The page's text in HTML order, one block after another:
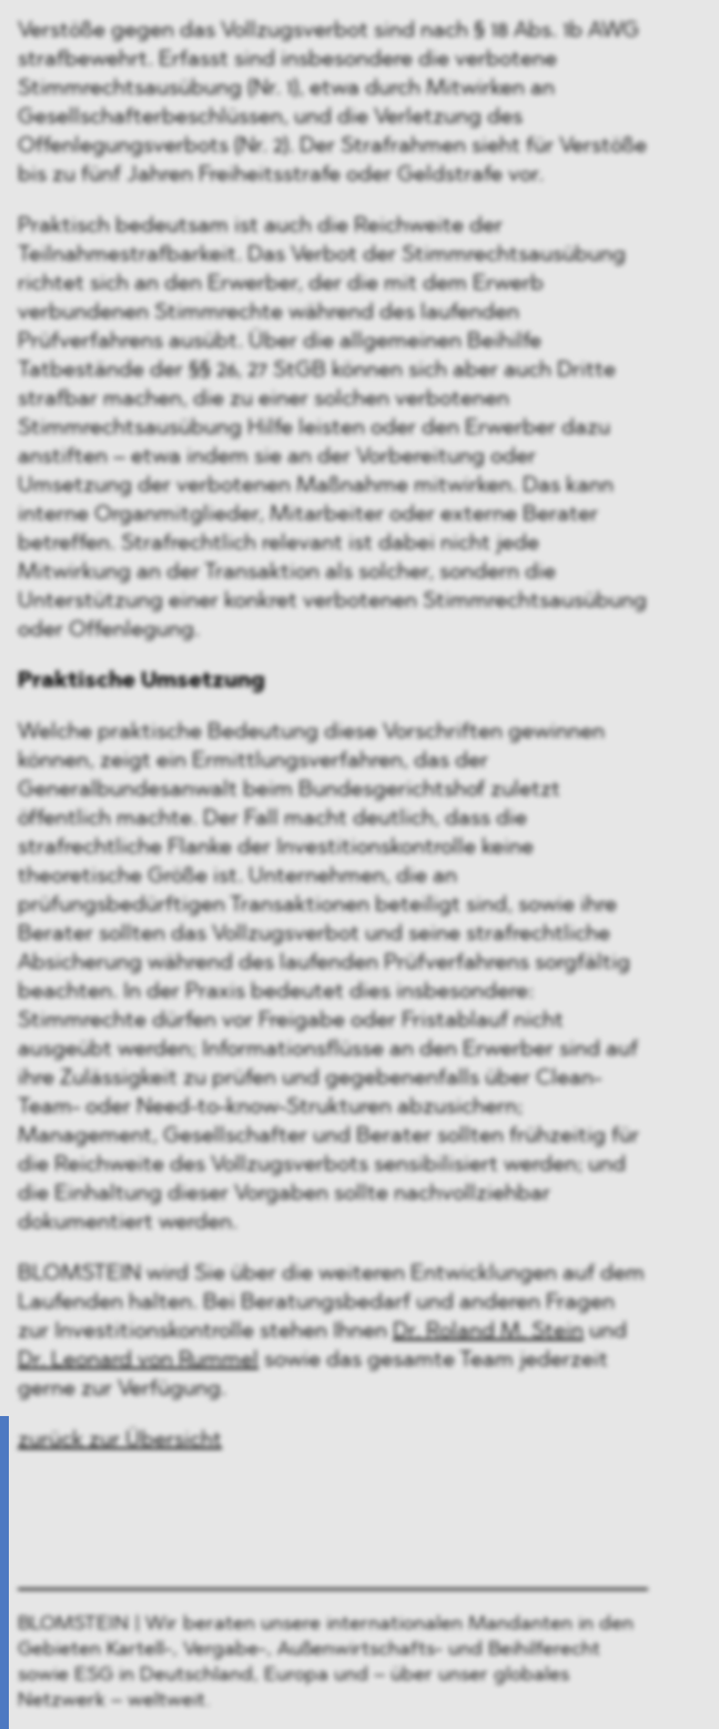
Verstöße gegen das Vollzugsverbot sind nach § 18 Abs. 1b AWG
strafbewehrt. Erfasst sind insbesondere die verbotene
Stimmrechtsausübung (Nr. 1), etwa durch Mitwirken an
Gesellschafterbeschlüssen, und die Verletzung des
Offenlegungsverbots (Nr. 2). Der Strafrahmen sieht für Verstöße
bis zu fünf Jahren Freiheitsstrafe oder Geldstrafe vor.
Praktisch bedeutsam ist auch die Reichweite der
Teilnahmestrafbarkeit. Das Verbot der Stimmrechtsausübung
richtet sich an den Erwerber, der die mit dem Erwerb
verbundenen Stimmrechte während des laufenden
Prüfverfahrens ausübt. Über die allgemeinen Beihilfe
Tatbestände der §§ 26, 27 StGB können sich aber auch Dritte
strafbar machen, die zu einer solchen verbotenen
Stimmrechtsausübung Hilfe leisten oder den Erwerber dazu
anstiften – etwa indem sie an der Vorbereitung oder
Umsetzung der verbotenen Maßnahme mitwirken. Das kann
interne Organmitglieder, Mitarbeiter oder externe Berater
betreffen. Strafrechtlich relevant ist dabei nicht jede
Mitwirkung an der Transaktion als solcher, sondern die
Unterstützung einer konkret verbotenen Stimmrechtsausübung
oder Offenlegung.
Praktische Umsetzung
Welche praktische Bedeutung diese Vorschriften gewinnen
können, zeigt ein Ermittlungsverfahren, das der
Generalbundesanwalt beim Bundesgerichtshof zuletzt
öffentlich machte. Der Fall macht deutlich, dass die
strafrechtliche Flanke der Investitionskontrolle keine
theoretische Größe ist. Unternehmen, die an
prüfungsbedürftigen Transaktionen beteiligt sind, sowie ihre
Berater sollten das Vollzugsverbot und seine strafrechtliche
Absicherung während des laufenden Prüfverfahrens sorgfältig
beachten. In der Praxis bedeutet dies insbesondere:
Stimmrechte dürfen vor Freigabe oder Fristablauf nicht
ausgeübt werden; Informationsflüsse an den Erwerber sind auf
ihre Zulässigkeit zu prüfen und gegebenenfalls über Clean-
Team- oder Need-to-know-Strukturen abzusichern;
Management, Gesellschafter und Berater sollten frühzeitig für
die Reichweite des Vollzugsverbots sensibilisiert werden; und
die Einhaltung dieser Vorgaben sollte nachvollziehbar
dokumentiert werden.
BLOMSTEIN wird Sie über die weiteren Entwicklungen auf dem
Laufenden halten. Bei Beratungsbedarf und anderen Fragen
zur Investitionskontrolle stehen Ihnen Dr. Roland M. Steinund
Dr. Leonard von Rummel sowie das gesamte Team jederzeit
gerne zur Verfügung.
zurück zur Übersicht
BLOMSTEIN | Wir beraten unsere internationalen Mandanten in den
Gebieten Kartell-, Vergabe-, Außenwirtschafts- und Beihilferecht
sowie ESG in Deutschland, Europa und – über unser globales
Netzwerk – weltweit.